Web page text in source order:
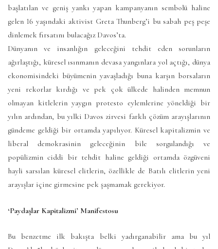
başlatılan ve geniş yankı yapan kampanyanın sembolü haline
gelen 16 yaşındaki aktivist Greta Thunberg’i bu sabah peş peşe
dinlemek fırsatını bulacağız Davos’ta.
Dünyanın ve insanlığın geleceğini tehdit eden sorunların
ağırlaştığı, küresel ısınmanın devasa yangınlara yol açtığı, dünya
ekonomisindeki büyümenin yavaşladığı buna karşın borsaların
yeni rekorlar kırdığı ve pek çok ülkede halinden memnun
olmayan kitlelerin yaygın protesto eylemlerine yöneldiği bir
yılın ardından, bu yılki Davos zirvesi farklı çözüm arayışlarının
gündeme geldiği bir ortamda yapılıyor. Küresel kapitalizmin ve
liberal demokrasinin geleceğinin bile sorgulandığı ve
popülizmin ciddi bir tehdit haline geldiği ortamda özgüveni
hayli sarsılan küresel elitlerin, özellikle de Batılı elitlerin yeni
arayışlar içine girmesine pek şaşmamak gerekiyor.
‘Paydaşlar Kapitalizmi’ Manifestosu
Bu benzetme ilk bakışta belki yadırganabilir ama bu yıl